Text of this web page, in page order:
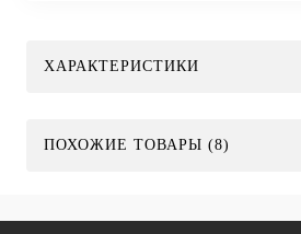
ХАРАКТЕРИСТИКИ
ПОХОЖИЕ ТОВАРЫ (8)